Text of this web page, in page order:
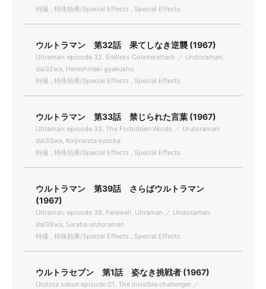
特撮 , 特殊効果/Special Effects , Special Effects
ウルトラマン 第32話 果てしなき逆襲 (1967)
Ultraman: episode 32. Endless Counterattack ／ Urutoraman:
dai32wa, Hateshinaki gyakushu
特撮 , 特殊効果/Special Effects , Special Effects
ウルトラマン 第33話 禁じられた言葉 (1967)
Ultraman: episode 33. The Forbidden Words ／ Urutoraman:
dai33wa, Kinjirareta kotoba
特撮 , 特殊効果/Special Effects , Special Effects
ウルトラマン 第39話 さらばウルトラマン
(1967)
Ultraman: episode 39. Farewell, Ultraman ／ Urutoraman:
dai39wa, Saraba urutoraman
特撮 , 特殊効果/Special Effects , Special Effects
ウルトラセブン 第1話 姿なき挑戦者 (1967)
Urutora sebun episode 01. The invisible challenger ／